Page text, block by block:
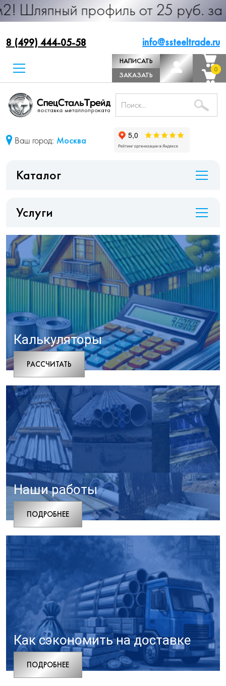
профиль от 25 руб. за м.п.
8 (499) 444-05-58 info@ssteeltrade.ru
НАПИСАТЬ
ДИРЕКТОРУ
ЗАКАЗАТЬ
ЗВОНОК
0
0
Ваш город: Москва
Каталог
Услуги
Калькуляторы
РАCСЧИТАТЬ
Наши работы
ПОДРОБНЕЕ
Как сэкономить на доставке
ПОДРОБНЕЕ